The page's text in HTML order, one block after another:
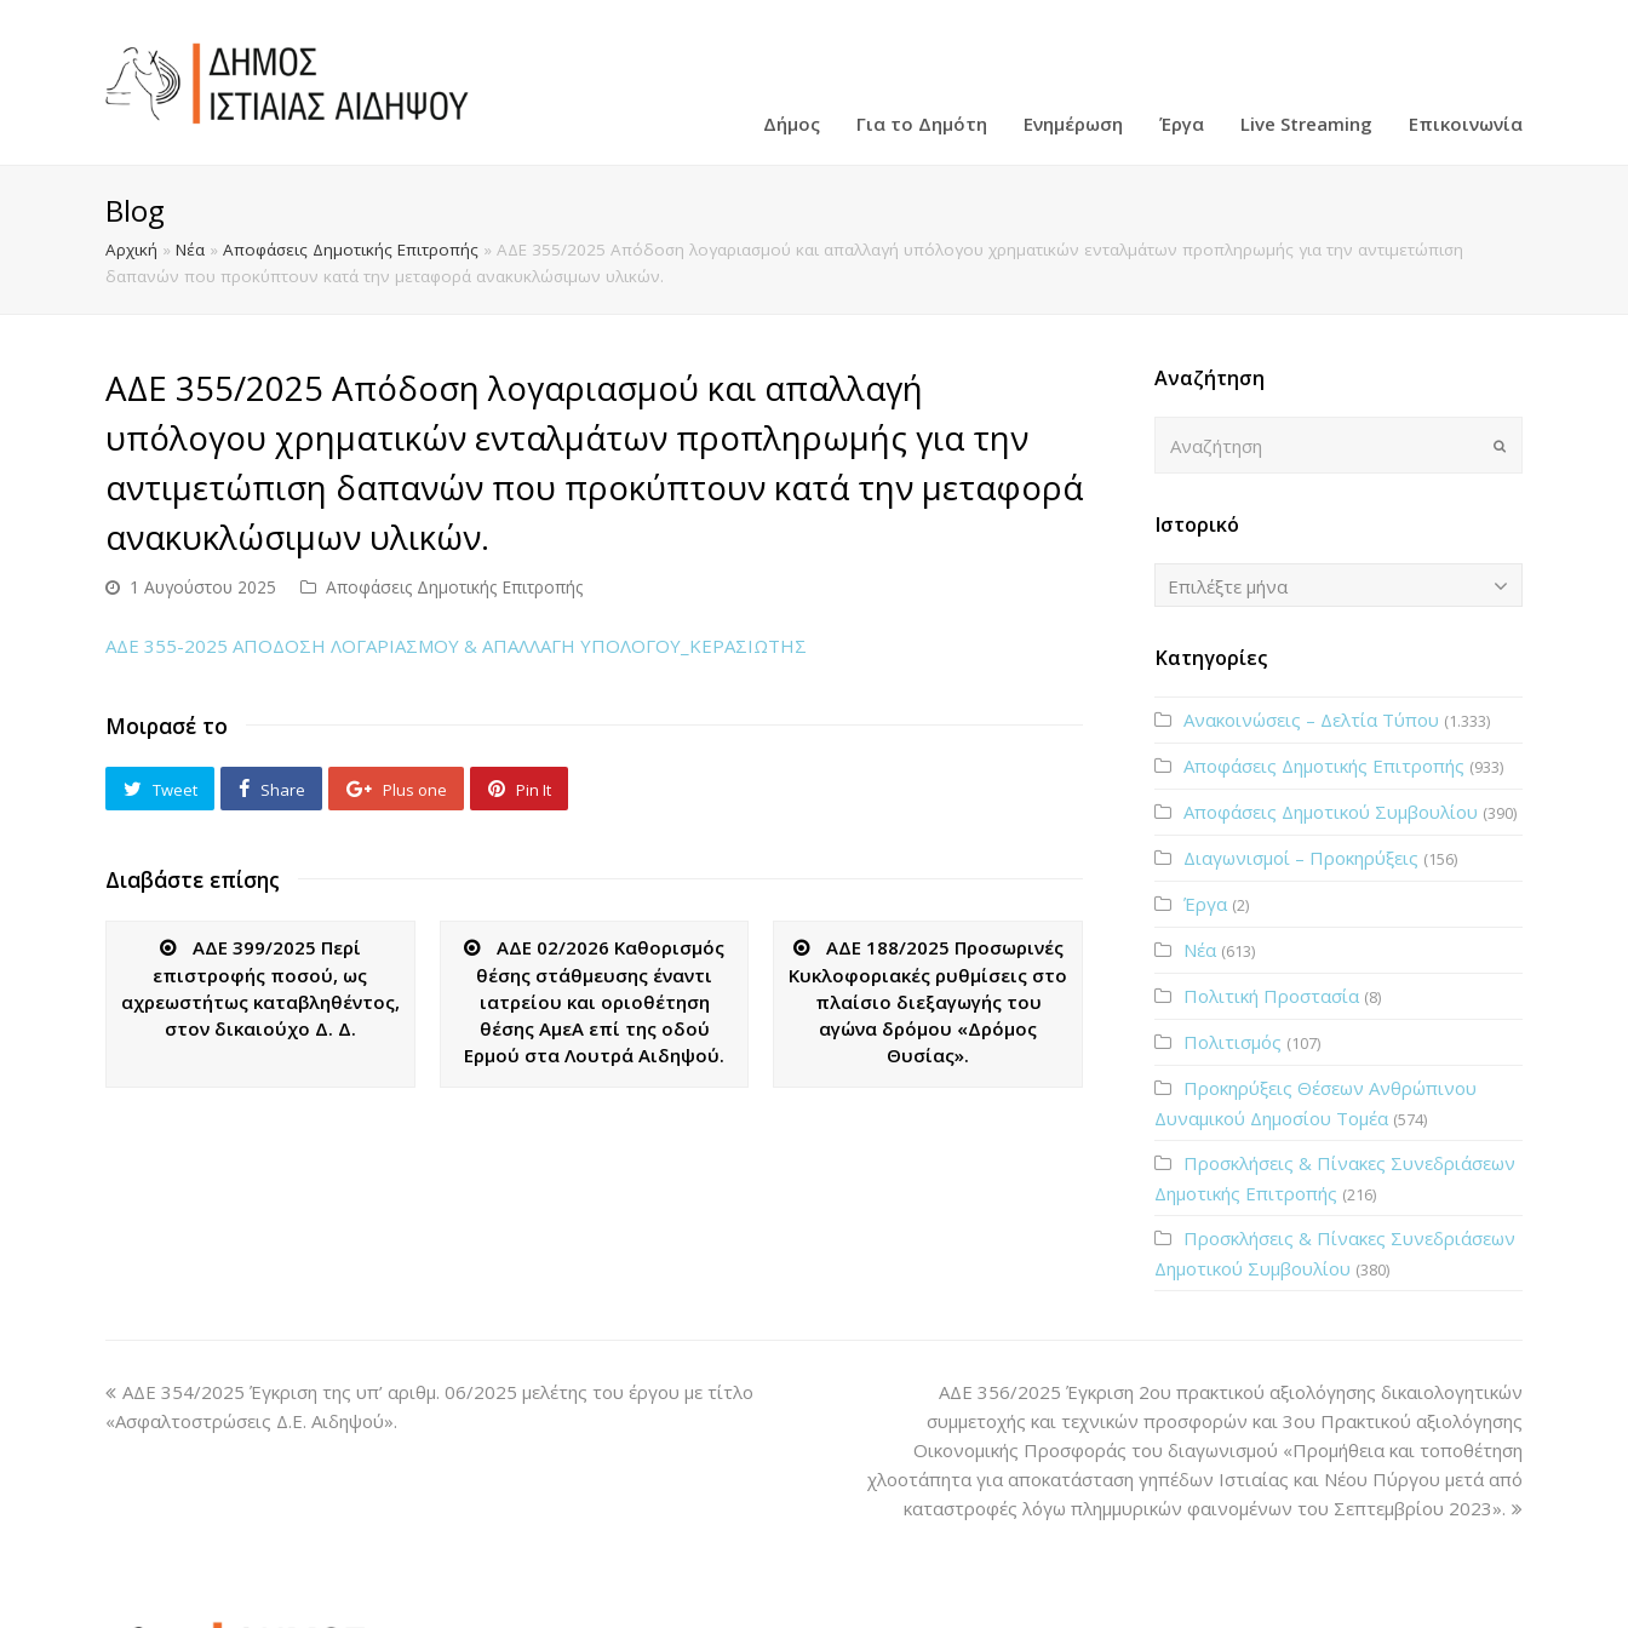
Δήμος Για το Δημότη Ενημέρωση Έργα Live Streaming Επικοινωνία
Blog
Αρχική » Νέα » Αποφάσεις Δημοτικής Επιτροπής » ΑΔΕ 355/2025 Απόδοση λογαριασμού και απαλλαγή υπόλογου χρηματικών ενταλμάτων προπληρωμής για την αντιμετώπιση
δαπανών που προκύπτουν κατά την μεταφορά ανακυκλώσιμων υλικών.
ΑΔΕ 355/2025 Απόδοση λογαριασμού και απαλλαγή
υπόλογου χρηματικών ενταλμάτων προπληρωμής για την
αντιμετώπιση δαπανών που προκύπτουν κατά την μεταφορά
ανακυκλώσιμων υλικών.
1 Αυγούστου 2025 Αποφάσεις Δημοτικής Επιτροπής
ΑΔΕ 355-2025 ΑΠΟΔΟΣΗ ΛΟΓΑΡΙΑΣΜΟΥ & ΑΠΑΛΛΑΓΗ ΥΠΟΛΟΓΟΥ_ΚΕΡΑΣΙΩΤΗΣ
Μοιρασέ το
Tweet Share Plus one Pin It
Διαβάστε επίσης
ΑΔΕ 399/2025 Περί
επιστροφής ποσού, ως
αχρεωστήτως καταβληθέντος,
στον δικαιούχο Δ. Δ.
ΑΔΕ 02/2026 Καθορισμός
θέσης στάθμευσης έναντι
ιατρείου και οριοθέτηση
θέσης ΑμεΑ επί της οδού
Ερμού στα Λουτρά Αιδηψού.
ΑΔΕ 188/2025 Προσωρινές
Κυκλοφοριακές ρυθμίσεις στο
πλαίσιο διεξαγωγής του
αγώνα δρόμου «Δρόμος
Θυσίας».
Αναζήτηση
Ιστορικό
Ιστορικό
Επιλέξτε μήνα
Κατηγορίες
Ανακοινώσεις – Δελτία Τύπου (1.333)
Αποφάσεις Δημοτικής Επιτροπής (933)
Αποφάσεις Δημοτικού Συμβουλίου (390)
Διαγωνισμοί – Προκηρύξεις (156)
Έργα (2)
Νέα (613)
Πολιτική Προστασία (8)
Πολιτισμός (107)
Προκηρύξεις Θέσεων Ανθρώπινου
Δυναμικού Δημοσίου Τομέα (574)
Προσκλήσεις & Πίνακες Συνεδριάσεων
Δημοτικής Επιτροπής (216)
Προσκλήσεις & Πίνακες Συνεδριάσεων
Δημοτικού Συμβουλίου (380)
ΑΔΕ 354/2025 Έγκριση της υπ’ αριθμ. 06/2025 μελέτης του έργου με τίτλο
«Ασφαλτοστρώσεις Δ.Ε. Αιδηψού».
ΑΔΕ 356/2025 Έγκριση 2ου πρακτικού αξιολόγησης δικαιολογητικών
συμμετοχής και τεχνικών προσφορών και 3ου Πρακτικού αξιολόγησης
Οικονομικής Προσφοράς του διαγωνισμού «Προμήθεια και τοποθέτηση
χλοοτάπητα για αποκατάσταση γηπέδων Ιστιαίας και Νέου Πύργου μετά από
καταστροφές λόγω πλημμυρικών φαινομένων του Σεπτεμβρίου 2023».